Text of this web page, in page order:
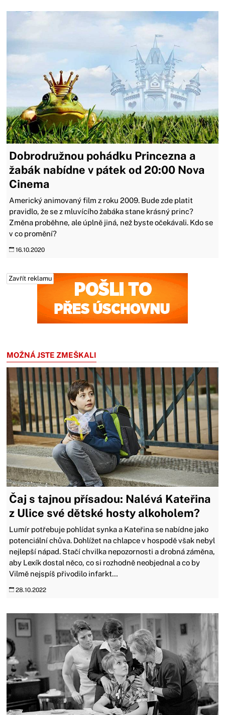
Dobrodružnou pohádku Princezna a
žabák nabídne v pátek od 20:00 Nova
Cinema
Americký animovaný film z roku 2009. Bude zde platit
pravidlo, že se z mluvícího žabáka stane krásný princ?
Změna proběhne, ale úplně jiná, než byste očekávali. Kdo se
v co promění?
16.10.2020
Zavřít reklamu
MOŽNÁ JSTE ZMEŠKALI
Čaj s tajnou přísadou: Nalévá Kateřina
z Ulice své dětské hosty alkoholem?
Lumír potřebuje pohlídat synka a Kateřina se nabídne jako
potenciální chůva. Dohlížet na chlapce v hospodě však nebyl
nejlepší nápad. Stačí chvilka nepozornosti a drobná záměna,
aby Lexík dostal něco, co si rozhodně neobjednal a co by
Vilmě nejspíš přivodilo infarkt…
28.10.2022